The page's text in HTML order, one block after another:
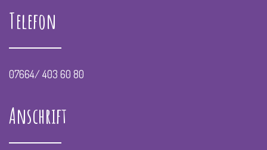
Telefon
07664/ 403 60 80
Anschrift